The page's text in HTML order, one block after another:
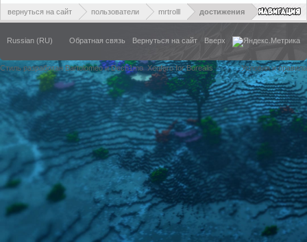
вернуться на сайт пользователи mrtrolll достижения
Russian (RU) Обратная связь Вернуться на сайт Вверх
Стиль разработан Bartolomeo и Dech1mo Xenforo for Borealis Условия и правила